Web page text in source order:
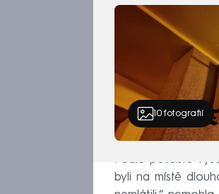
10fotografií
Podle policistů
byli na místě